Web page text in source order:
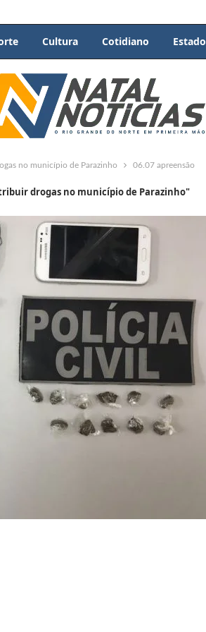
Cultura Cotidiano Estado
no município de Parazinho 06.07 apreensão
drogas no município de Parazinho"